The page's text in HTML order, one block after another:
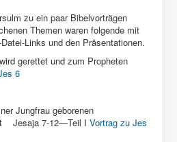
zu ein paar Bibelvorträgen
Themen waren folgende mit
Links und den Präsentationen.
gerettet und zum Propheten
6
Jungfrau geborenen
Jesaja 7-12—Teil I Vortrag zu Jes